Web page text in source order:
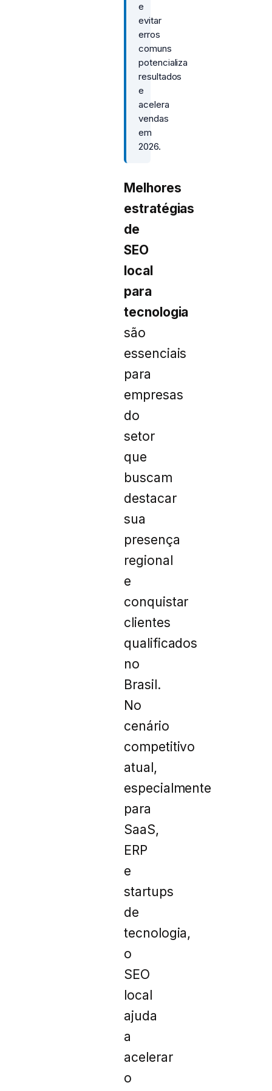
e
evitar
erros
comuns
potencializa
resultados
e
acelera
vendas
em
2026.
Melhores
estratégias
de
SEO
local
para
tecnologia
são
essenciais
para
empresas
do
setor
que
buscam
destacar
sua
presença
regional
e
conquistar
clientes
qualificados
no
Brasil.
No
cenário
competitivo
atual,
especialmente
para
SaaS,
ERP
e
startups
de
tecnologia,
o
SEO
local
ajuda
a
acelerar
o